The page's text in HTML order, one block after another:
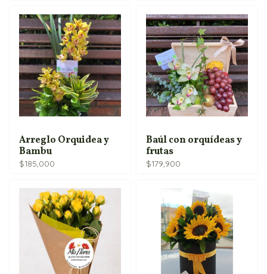
Arreglo Orquidea y
Bambu
$185,000
Baúl con orquídeas y
frutas
$179,900